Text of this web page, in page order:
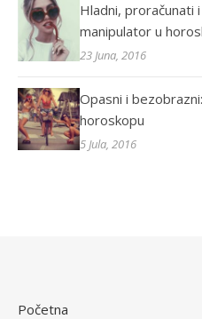
Hladni, proračunati
manipulator u
23 Juna, 2016
Opasni i
horoskopu
5 Jula, 2016
Početna